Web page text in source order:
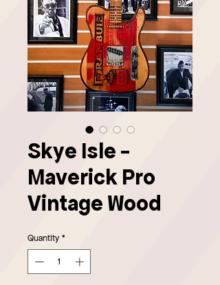
Skye Isle -
Maverick Pro
Vintage Wood
Quantity *